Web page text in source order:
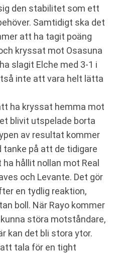
den stabilitet som ett
Samtidigt ska det
att ha tagit poäng
kryssat mot Osasuna
slagit Elche med 3-1 i
inte att vara helt lätta
ha kryssat hemma mot
blivit utspelade borta
av resultat kommer
på att de tidigare
hållit nollan mot Real
och Levante. Det gör
en tydlig reaktion,
boll. När Rayo kommer
störa motståndare,
kan det bli stora ytor.
tala för en tight